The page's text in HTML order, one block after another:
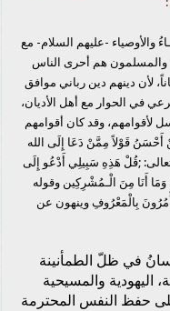
والأوصياء -عليهم السلام- مع
والمسلمون هم أحرى الناس
لأن دينهم دين رباني موافق
في الحوار مع أهل الأديان،
لأقوامهم، وقد كان أقوامهم
أَحْسَنُ قَوْلاً مِمَّنْ دَعَا إِلَى الله
;قُلْ هَذِهِ سَبِيلِي أَدْعُو إِلَى
وَمَا أَنَا مِنَ الْـمُشْرِكِين وقوله
بِالْمَعْرُوفِ وينهون عن
في ظلّ الطمأنينة
اليهودية والمسيحية
على حفظ النفس المحترمة